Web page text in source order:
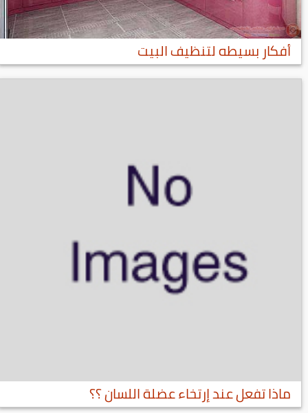
أفكار بسيطه لتنظيف البيت
ماذا تفعل عند إرتخاء عضلة اللسان ؟؟